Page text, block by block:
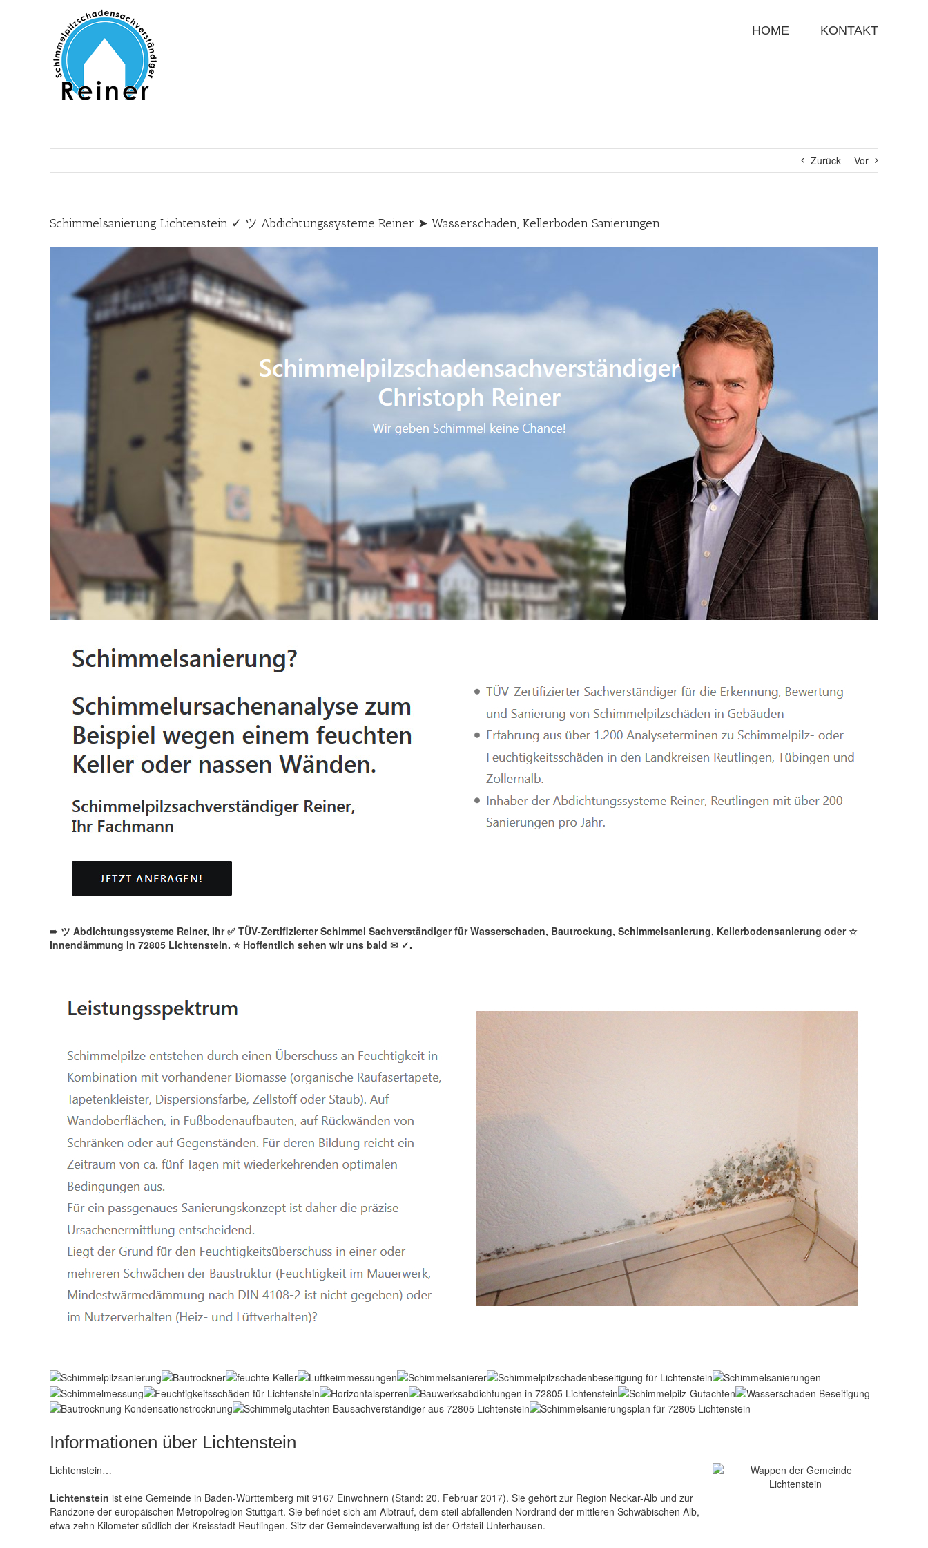
HOME
KONTAKT
Zurück Vor
Schimmelsanierung Lichtenstein ✓ ツ Abdichtungssysteme Reiner ➤ Wasserschaden, Kellerboden Sanierungen
➨ ツ Abdichtungssysteme Reiner, Ihr ✅ TÜV-Zertifizierter Schimmel Sachverständiger für Wasserschaden, Bautrockung, Schimmelsanierung, Kellerbodensanierung oder ☆
Innendämmung in 72805 Lichtenstein. ⭐ Hoffentlich sehen wir uns bald ✉ ✓️.
Informationen über Lichtenstein
Lichtenstein…
Lichtenstein ist eine Gemeinde in Baden-Württemberg mit 9167 Einwohnern (Stand: 20. Februar 2017). Sie gehört zur Region Neckar-Alb und zur
Randzone der europäischen Metropolregion Stuttgart. Sie befindet sich am Albtrauf, dem steil abfallenden Nordrand der mittleren Schwäbischen Alb,
etwa zehn Kilometer südlich der Kreisstadt Reutlingen. Sitz der Gemeindeverwaltung ist der Ortsteil Unterhausen.